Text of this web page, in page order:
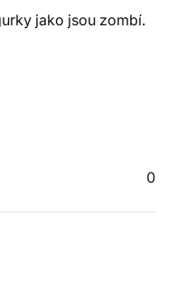
jako jsou zombí.
0